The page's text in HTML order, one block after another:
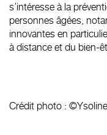
s’intéresse à la
personnes âgées,
innovantes en
à distance et du bien-
Crédit photo :